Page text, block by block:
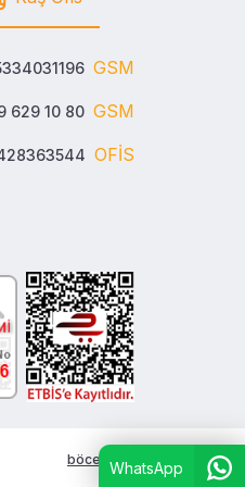
GSM
629 10 80 GSM
OFİS
böceksoftWhatsApp